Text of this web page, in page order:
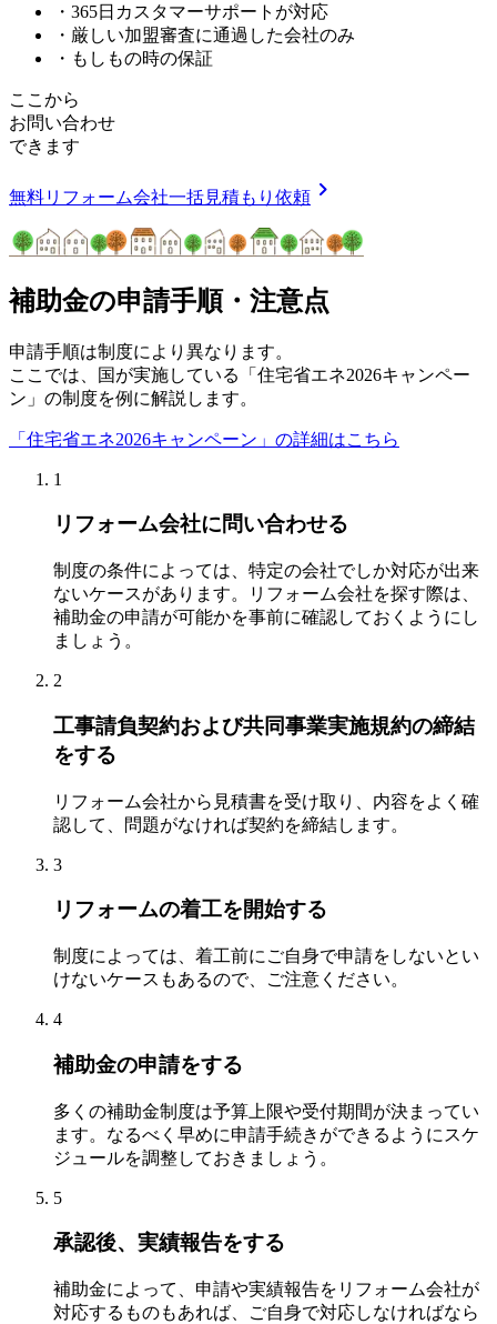
・365日カスタマーサポートが対応
・厳しい加盟審査に通過した会社のみ
・もしもの時の保証
ここから
お問い合わせ
できます
無料リフォーム会社一括見積もり依頼 chevron_right
補助金の申請手順・注意点
申請手順は制度により異なります。
ここでは、国が実施している「住宅省エネ2026キャンペー
ン」の制度を例に解説します。
「住宅省エネ2026キャンペーン」の詳細はこちら
1
リフォーム会社に問い合わせる
制度の条件によっては、特定の会社でしか対応が出来
ないケースがあります。リフォーム会社を探す際は、
補助金の申請が可能かを事前に確認しておくようにし
ましょう。
2
工事請負契約および共同事業実施規約の締結
をする
リフォーム会社から見積書を受け取り、内容をよく確
認して、問題がなければ契約を締結します。
3
リフォームの着工を開始する
制度によっては、着工前にご自身で申請をしないとい
けないケースもあるので、ご注意ください。
4
補助金の申請をする
多くの補助金制度は予算上限や受付期間が決まってい
ます。なるべく早めに申請手続きができるようにスケ
ジュールを調整しておきましょう。
5
承認後、実績報告をする
補助金によって、申請や実績報告をリフォーム会社が
対応するものもあれば、ご自身で対応しなければなら